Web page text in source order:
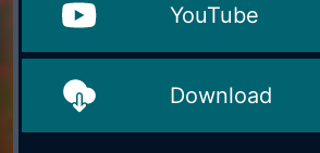
YouTube
Download